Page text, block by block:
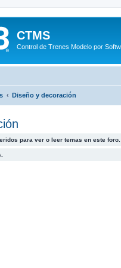
CTMS
Control de Trenes Modelo por
Diseño y decoración
para ver o leer temas en este foro.